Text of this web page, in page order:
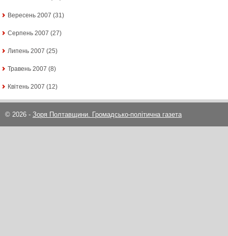
Вересень 2007 (31)
Серпень 2007 (27)
Липень 2007 (25)
Травень 2007 (8)
Квітень 2007 (12)
© 2026 - Зоря Полтавщини. Громадсько-політична газета